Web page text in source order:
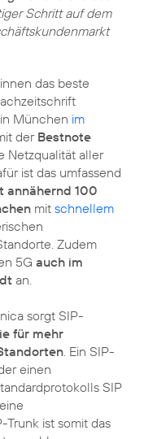
Schritt auf dem
das beste
München im
der Bestnote
Netzqualität aller
ist das umfassend
annähernd 100
mit schnellem
Zudem
5G auch im
an.
sorgt SIP-
für mehr
. Ein SIP-
einen
SIP
Trunk ist somit das